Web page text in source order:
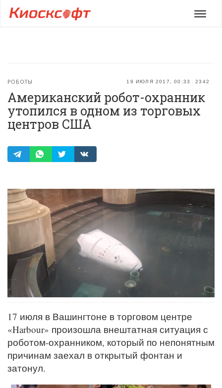
Меню
19 ИЮЛЯ 2017, 00:33 2342
РОБОТЫ
Американский робот-охранник
утопился в одном из торговых
центров США
17 июля в Вашингтоне в торговом центре
«Harbour» произошла внештатная ситуация с
роботом-охранником, который по непонятным
причинам заехал в открытый фонтан и
затонул.